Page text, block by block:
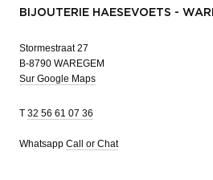
BIJOUTERIE HAESEVOETS -
Stormestraat 27
B-8790 WAREGEM
Sur Google Maps
T 32 56 61 07 36
Whatsapp Call or Chat